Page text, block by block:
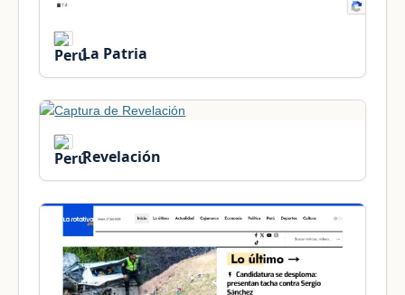
La Patria
Revelación